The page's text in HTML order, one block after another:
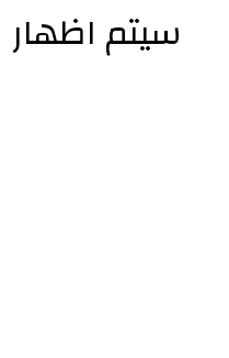
سيتم اظهار